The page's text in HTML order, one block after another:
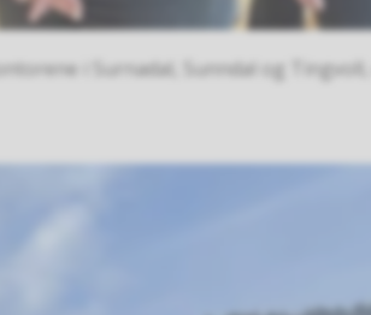
i Surnadal, Sunndal og